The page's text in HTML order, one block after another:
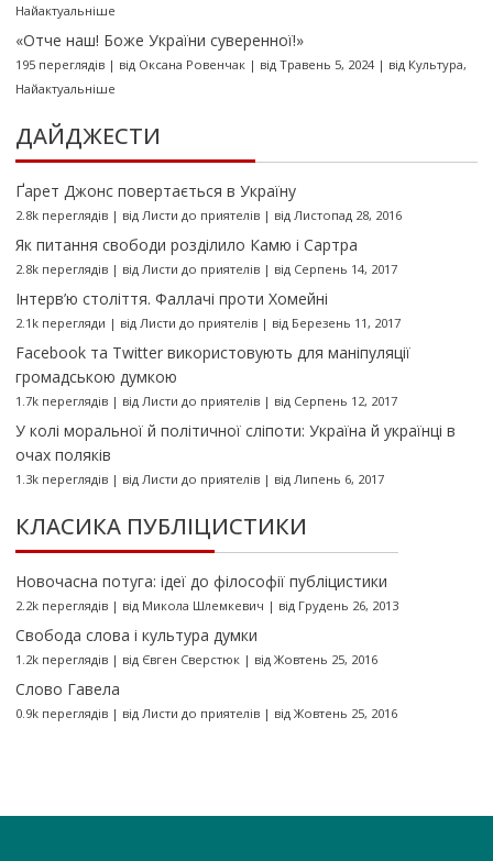
Найактуальніше
«Отче наш! Боже України суверенної!»
195 переглядів| від Оксана Ровенчак| від Травень 5, 2024| від Культура,
Найактуальніше
ДАЙДЖЕСТИ
Ґарет Джонс повертається в Україну
2.8k переглядів| від Листи до приятелів| від Листопад 28, 2016
Як питання свободи розділило Камю і Сартра
2.8k переглядів| від Листи до приятелів| від Серпень 14, 2017
Інтерв’ю століття. Фаллачі проти Хомейні
2.1k перегляди | від Листи до приятелів| від Березень 11, 2017
Facebook та Twitter використовують для маніпуляції
громадською думкою
1.7k переглядів| від Листи до приятелів| від Серпень 12, 2017
У колі моральної й політичної сліпоти: Україна й українці в
очах поляків
1.3k переглядів| від Листи до приятелів| від Липень 6, 2017
КЛАСИКА ПУБЛІЦИСТИКИ
Новочасна потуга: ідеї до філософії публіцистики
2.2k переглядів| від Микола Шлемкевич | від Грудень 26, 2013
Свобода слова і культура думки
1.2k переглядів| від Євген Сверстюк| від Жовтень 25, 2016
Слово Гавела
0.9k переглядів| від Листи до приятелів| від Жовтень 25, 2016